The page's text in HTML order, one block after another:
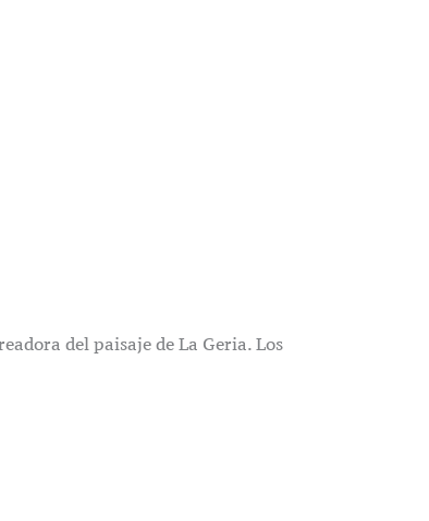
del paisaje de La Geria. Los